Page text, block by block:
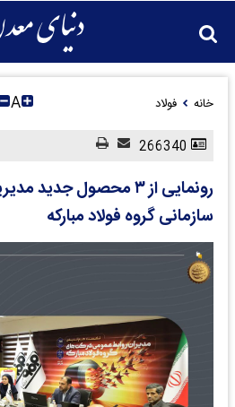
خانه فولاد A
رونمایی از ۳ محصول
سازمانی گروه فولاد مبارکه